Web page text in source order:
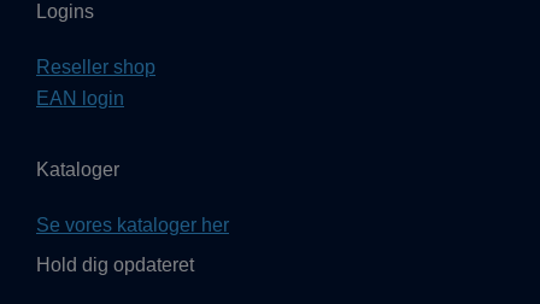
Logins
Reseller shop
EAN login
Kataloger
Se vores kataloger her
Hold dig opdateret